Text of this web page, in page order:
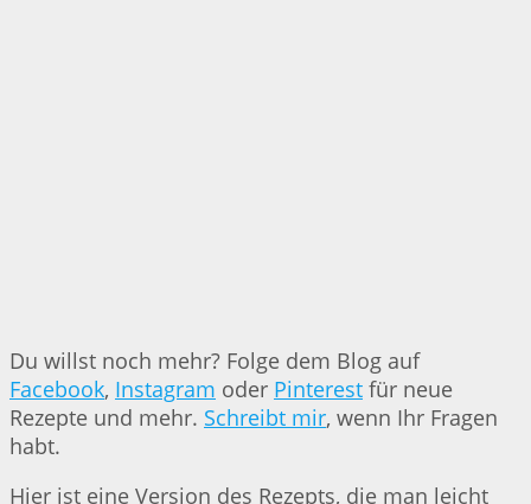
Du willst noch mehr? Folge dem Blog auf
Facebook, Instagram oder Pinterest für neue
Rezepte und mehr. Schreibt mir, wenn Ihr Fragen
habt.
Hier ist eine Version des Rezepts, die man leicht